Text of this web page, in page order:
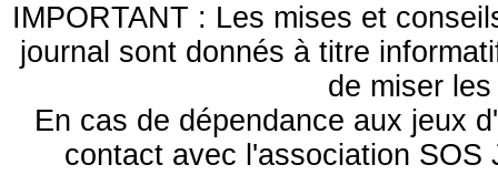
IMPORTANT : Les mises et
journal sont donnés à titre
de miser
En cas de dépendance aux jeux
contact avec l'association